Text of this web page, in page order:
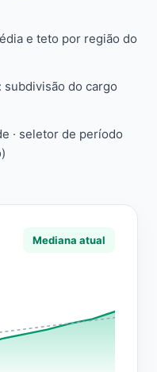
e teto por região do
: subdivisão do cargo
· seletor de período
Mediana atual